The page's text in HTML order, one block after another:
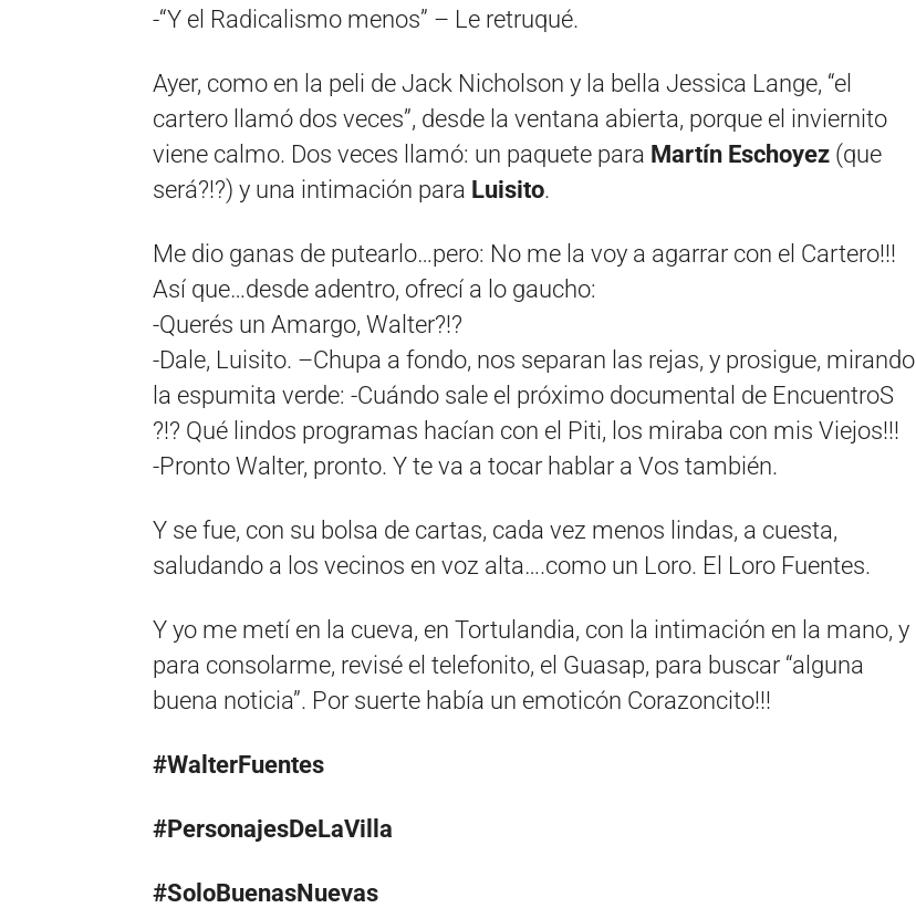
-“Y el Radicalismo menos” – Le retruqué.
Ayer, como en la peli de Jack Nicholson y la bella Jessica Lange, “el
cartero llamó dos veces”, desde la ventana abierta, porque el inviernito
viene calmo. Dos veces llamó: un paquete para Martín Eschoyez (que
será?!?) y una intimación para Luisito.
Me dio ganas de putearlo…pero: No me la voy a agarrar con el Cartero!!!
Así que…desde adentro, ofrecí a lo gaucho:
-Querés un Amargo, Walter?!?
-Dale, Luisito. –Chupa a fondo, nos separan las rejas, y prosigue, mirando
la espumita verde: -Cuándo sale el próximo documental de EncuentroS
?!? Qué lindos programas hacían con el Piti, los miraba con mis Viejos!!!
-Pronto Walter, pronto. Y te va a tocar hablar a Vos también.
Y se fue, con su bolsa de cartas, cada vez menos lindas, a cuesta,
saludando a los vecinos en voz alta….como un Loro. El Loro Fuentes.
Y yo me metí en la cueva, en Tortulandia, con la intimación en la mano, y
para consolarme, revisé el telefonito, el Guasap, para buscar “alguna
buena noticia”. Por suerte había un emoticón Corazoncito!!!
#WalterFuentes
#PersonajesDeLaVilla
#SoloBuenasNuevas